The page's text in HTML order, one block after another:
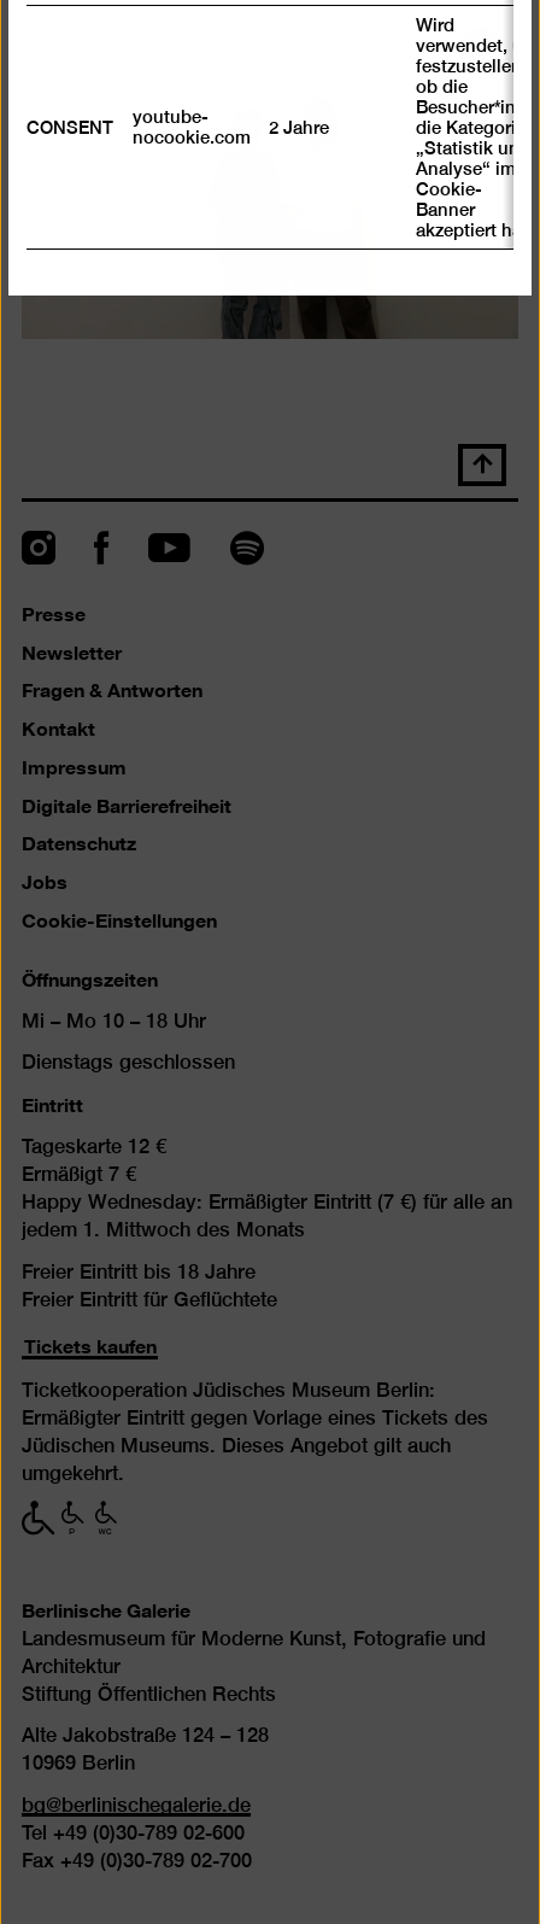
Bild
in
einer
öffnen
Nach
oben
InstagramFacebookYouTube Spotify
Presse
Newsletter
Fragen & Antworten
Kontakt
Impressum
Digitale Barrierefreiheit
Datenschutz
Jobs
Cookie-Einstellungen
Öffnungszeiten
Mi – Mo 10 – 18 Uhr
Dienstags geschlossen
Eintritt
Tageskarte 12 €
Ermäßigt 7 €
Happy Wednesday: Ermäßigter Eintritt (7 €) für alle an
jedem 1. Mittwoch des Monats
Freier Eintritt bis 18 Jahre
Freier Eintritt für Geflüchtete
Tickets kaufen
Ticketkooperation Jüdisches Museum Berlin:
Ermäßigter Eintritt gegen Vorlage eines Tickets des
Jüdischen Museums. Dieses Angebot gilt auch
umgekehrt.
mit
eingeschränkter
mit
eingeschränkter
mit
eingeschränkter
Berlinische Galerie
Landesmuseum für Moderne Kunst, Fotografie und
Architektur
Stiftung Öffentlichen Rechts
Alte Jakobstraße 124 – 128
10969 Berlin
bg@berlinischegalerie.de
Tel +49 (0)30-789 02-600
Fax +49 (0)30-789 02-700
CONSENT
youtube-
nocookie.com
2 Jahre
Wird
verwendet, um
festzustellen ,
ob die
Besucher*in
die Kategorie
„Statistik und
Analyse“ im
Cookie-
Banner
akzeptiert hat